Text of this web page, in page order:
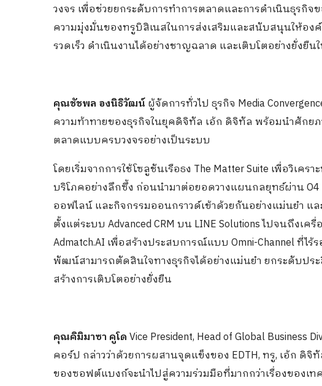
วงจร เพื่อช่วยยกระดับการทำการตลาดและการดำเนินธุร
ความมุ่งมั่นของทรูบิสิเนสในการส่งเสริมและสนับสนุนให้อง
รวดเร็ว ดำเนินงานได้อย่างชาญฉลาด และเติบโตอย่างยั่งยืน
คุณชัชพล องนิธิวัฒน์ผู้จัดการทั่วไป ธุรกิจ Media
ความท้าทายของธุรกิจในยุคดิจิทัล เอ้ก ดิจิทัล พร้อมนำศักย
ตลาดแบบครบวงจรอย่างเป็นระบบ
โดยเริ่มจากการใช้โซลูชันเรือธง The Matter Suite เพื่อวิเ
บริโภคอย่างลึกซึ้ง ก่อนนำมาต่อยอดวางแผนกลยุทธ์ผ่าน O4
ออฟไลน์ และกิจกรรมออนกราวด์เข้าด้วยกันอย่างแม่นยำ แ
ตั้งแต่ระบบ Advanced CRM บน LINE Solutions ไปจนถึงเค
Admatch.AI เพื่อสร้างประสบการณ์แบบ Omni-Channel ที่
พัฒน์สามารถตัดสินใจทางธุรกิจได้อย่างแม่นยำ ยกระดับปร
สร้างการเติบโตอย่างยั่งยืน
คุณคิมิมาซา คูโดVice President, Head of Global Business
คอร์ป กล่าวว่าด้วยการผสานจุดแข็งของ EDTH, ทรู, เอ้ก ดิ
ของซอฟต์แบงก์จะนำไปสู่ความร่วมมือที่มากกว่าเรื่องของเท